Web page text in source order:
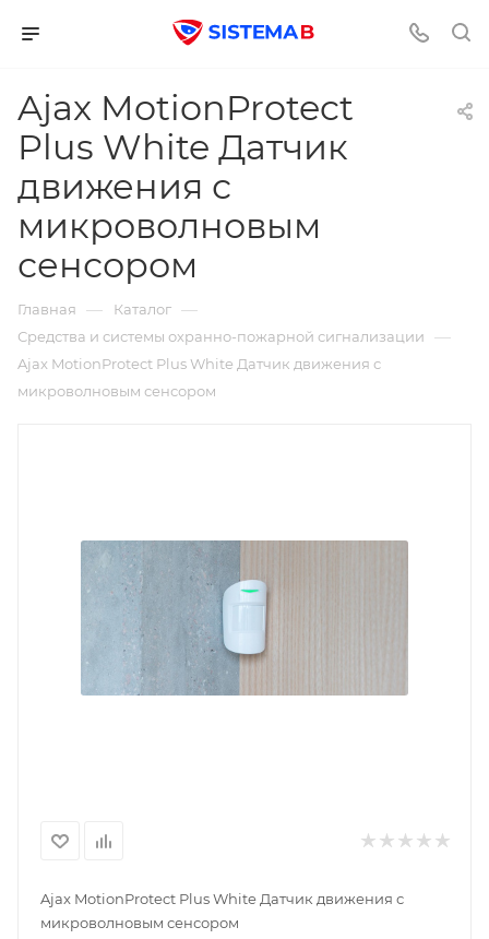
Ajax MotionProtect
Plus White Датчик
движения с
микроволновым
сенсором
Главная — Каталог —
Средства и системы охранно-пожарной сигнализации —
Ajax MotionProtect Plus White Датчик движения с
микроволновым сенсором
Ajax MotionProtect Plus White Датчик движения с
микроволновым сенсором